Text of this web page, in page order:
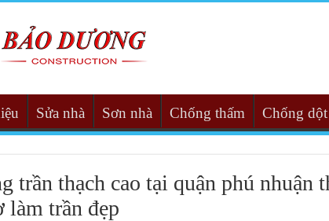
Sửa nhà Sơn nhà Chống thấm Chống dột
trần thạch cao tại quận phú nhuận
làm trần đẹp